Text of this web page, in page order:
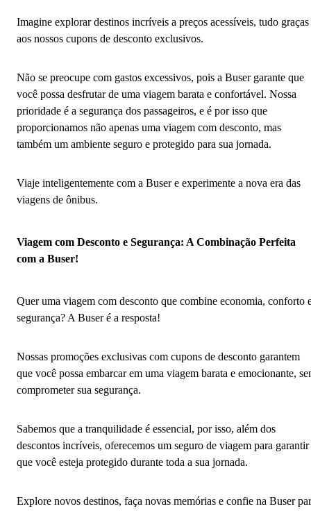
Imagine explorar destinos incríveis a preços acessíveis, tudo graças
aos nossos cupons de desconto exclusivos.
Não se preocupe com gastos excessivos, pois a Buser garante que
você possa desfrutar de uma viagem barata e confortável. Nossa
prioridade é a segurança dos passageiros, e é por isso que
proporcionamos não apenas uma viagem com desconto, mas
também um ambiente seguro e protegido para sua jornada.
Viaje inteligentemente com a Buser e experimente a nova era das
viagens de ônibus.
Viagem com Desconto e Segurança: A Combinação Perfeita
com a Buser!
Quer uma viagem com desconto que combine economia, conforto
segurança? A Buser é a resposta!
Nossas promoções exclusivas com cupons de desconto garantem
que você possa embarcar em uma viagem barata e emocionante,
comprometer sua segurança.
Sabemos que a tranquilidade é essencial, por isso, além dos
descontos incríveis, oferecemos um seguro de viagem para garantir
que você esteja protegido durante toda a sua jornada.
Explore novos destinos, faça novas memórias e confie na Buser